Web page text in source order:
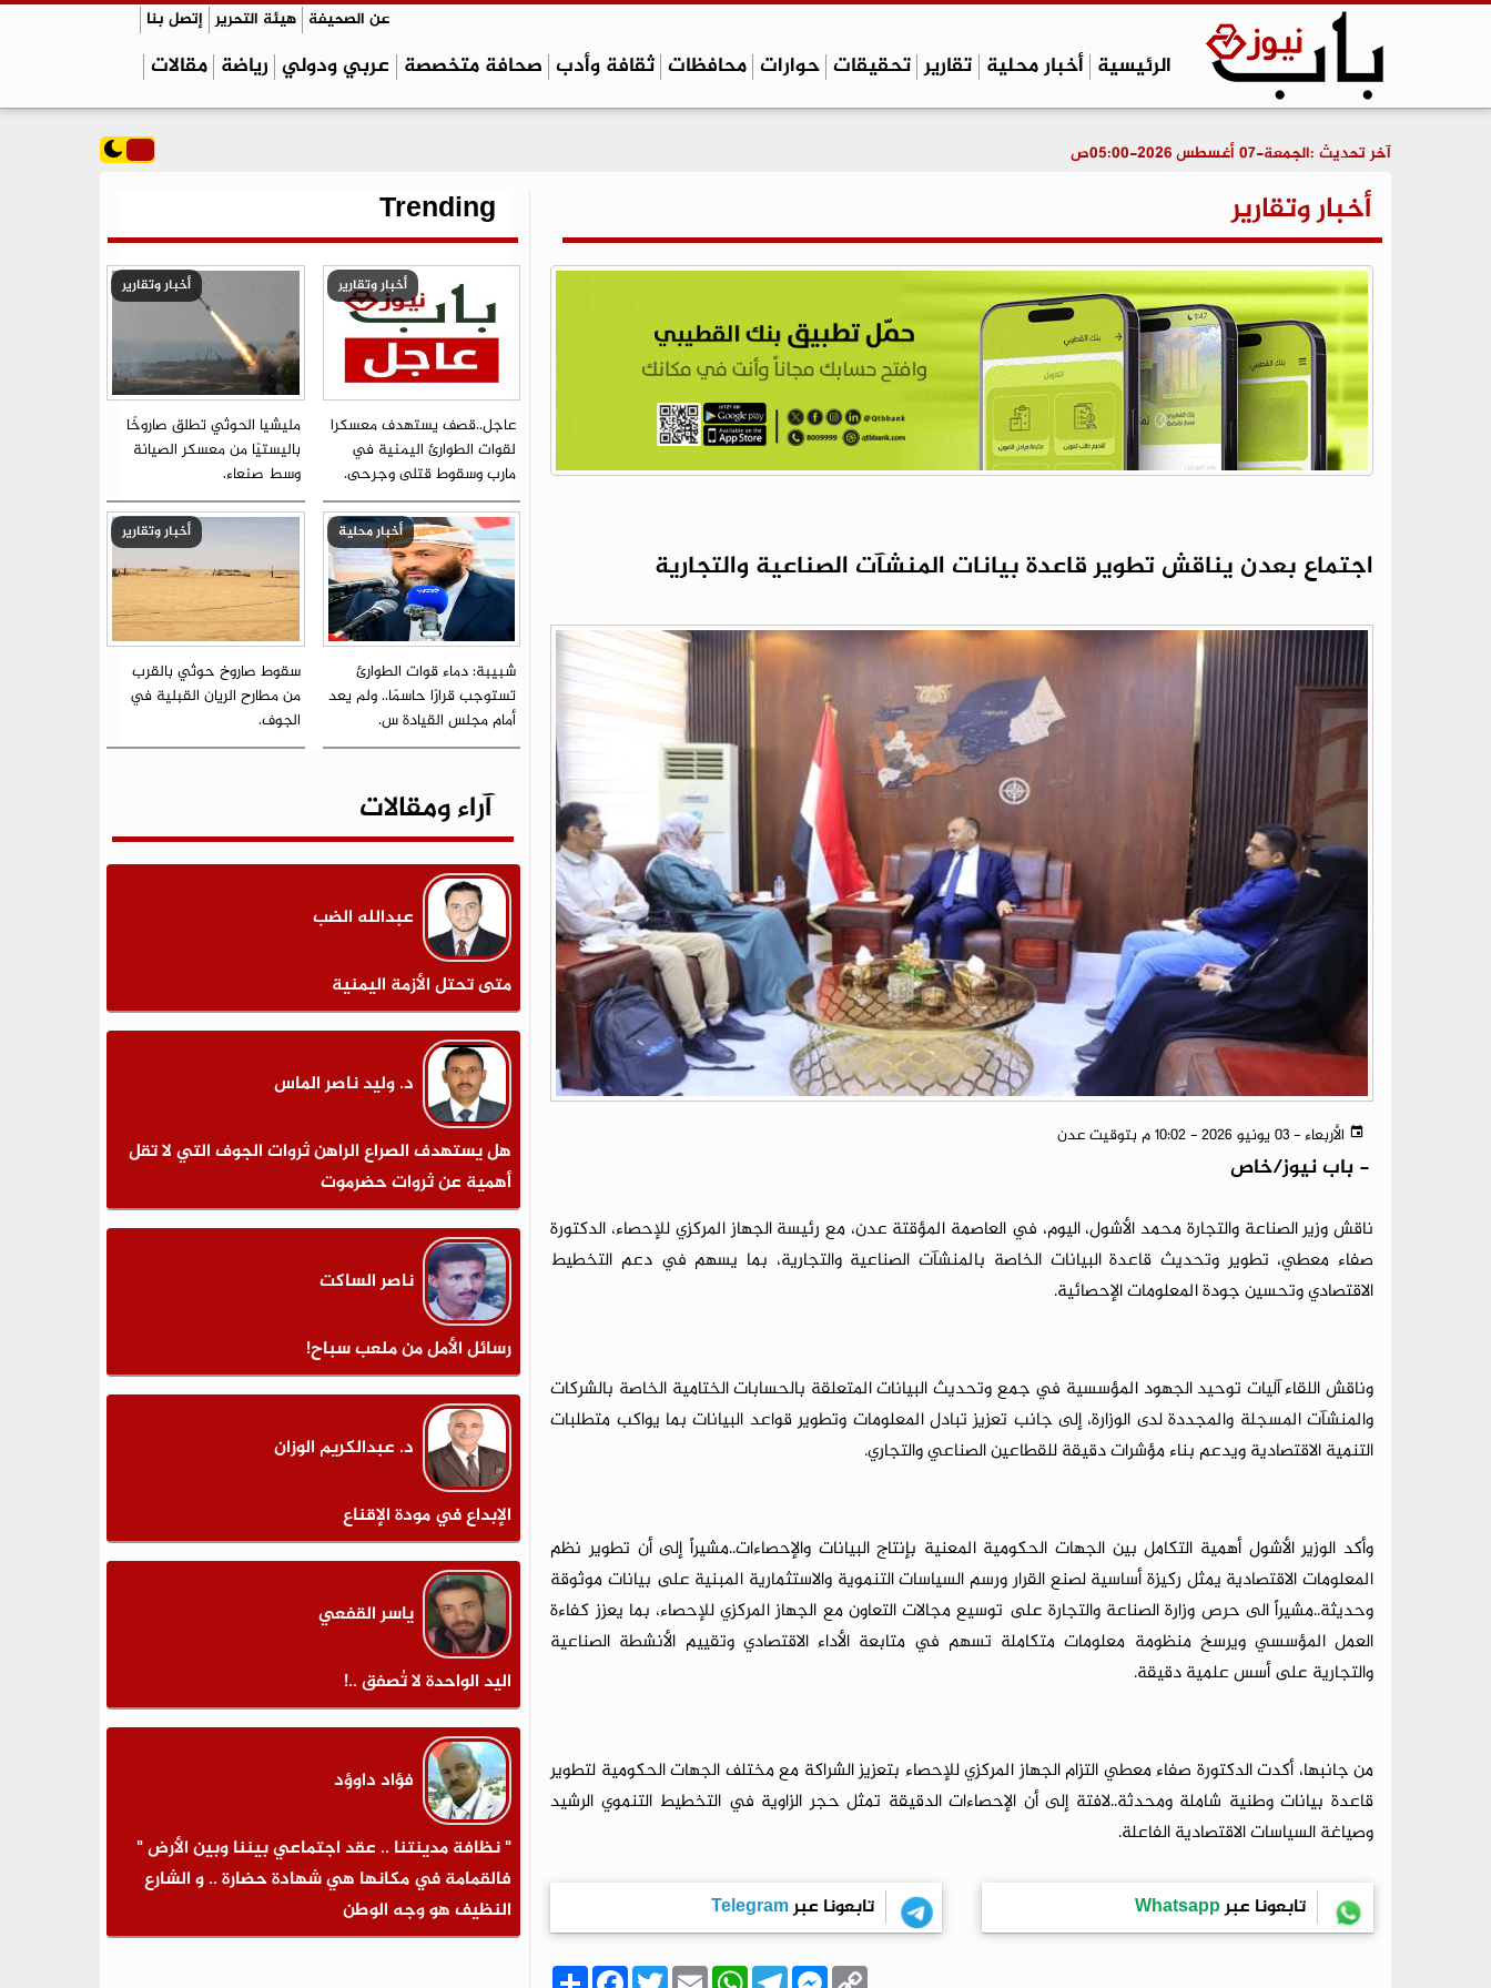
عن الصحيفة هيئة التحرير إتصل بنا
الرئيسية أخبار محلية تقارير تحقيقات حوارات محافظات ثقافة وأدب صحافة متخصصة عربي ودولي رياضة مقالات
آخر تحديث :الجمعة-07 أغسطس 2026-05:00ص
أخبار وتقارير
اجتماع بعدن يناقش تطوير قاعدة بيانات المنشآت الصناعية والتجارية
الأربعاء - 03 يونيو 2026 - 10:02 م بتوقيت عدن
- باب نيوز/خاص
ناقش وزير الصناعة والتجارة محمد الأشول، اليوم، في العاصمة المؤقتة عدن، مع رئيسة الجهاز المركزي للإحصاء، الدكتورة
صفاء معطي، تطوير وتحديث قاعدة البيانات الخاصة بالمنشآت الصناعية والتجارية، بما يسهم في دعم التخطيط
الاقتصادي وتحسين جودة المعلومات الإحصائية.
وناقش اللقاء آليات توحيد الجهود المؤسسية في جمع وتحديث البيانات المتعلقة بالحسابات الختامية الخاصة بالشركات
والمنشآت المسجلة والمجددة لدى الوزارة، إلى جانب تعزيز تبادل المعلومات وتطوير قواعد البيانات بما يواكب متطلبات
التنمية الاقتصادية ويدعم بناء مؤشرات دقيقة للقطاعين الصناعي والتجاري.
وأكد الوزير الأشول أهمية التكامل بين الجهات الحكومية المعنية بإنتاج البيانات والإحصاءات..مشيراً إلى أن تطوير نظم
المعلومات الاقتصادية يمثل ركيزة أساسية لصنع القرار ورسم السياسات التنموية والاستثمارية المبنية على بيانات موثوقة
وحديثة..مشيراً الى حرص وزارة الصناعة والتجارة على توسيع مجالات التعاون مع الجهاز المركزي للإحصاء، بما يعزز كفاءة
العمل المؤسسي ويرسخ منظومة معلومات متكاملة تسهم في متابعة الأداء الاقتصادي وتقييم الأنشطة الصناعية
والتجارية على أسس علمية دقيقة.
من جانبها، أكدت الدكتورة صفاء معطي التزام الجهاز المركزي للإحصاء بتعزيز الشراكة مع مختلف الجهات الحكومية لتطوير
قاعدة بيانات وطنية شاملة ومحدثة..لافتة إلى أن الإحصاءات الدقيقة تمثل حجر الزاوية في التخطيط التنموي الرشيد
وصياغة السياسات الاقتصادية الفاعلة.
تابعونا عبرWhatsapp تابعونا عبرTelegram
ا F T E W T M C
Trending
أخبار وتقارير
عاجل..قصف يستهدف معسكرا
لقوات الطوارئ اليمنية في
مارب وسقوط قتلى وجرحى.
أخبار وتقارير
مليشيا الحوثي تطلق صاروخًا
باليستيًا من معسكر الصيانة
وسط صنعاء.
أخبار محلية
شبيبة: دماء قوات الطوارئ
تستوجب قرارًا حاسمًا.. ولم يعد
أمام مجلس القيادة س.
أخبار وتقارير
سقوط صاروخ حوثي بالقرب
من مطارح الريان القبلية في
الجوف.
آراء ومقالات
عبدالله الضب
متى تحتل الأزمة اليمنية
د. وليد ناصر الماس
هل يستهدف الصراع الراهن ثروات الجوف التي لا تقل
أهمية عن ثروات حضرموت
ناصر الساكت
رسائل الأمل من ملعب سباح!
د. عبدالكريم الوزان
الإبداع في مودة الإقناع
ياسر القفعي
اليد الواحدة لا تُصفق ..!
فؤاد داوؤد
" نظافة مدينتنا .. عقد اجتماعي بيننا وبين الأرض "
فالقمامة في مكانها هي شهادة حضارة .. و الشارع
النظيف هو وجه الوطن